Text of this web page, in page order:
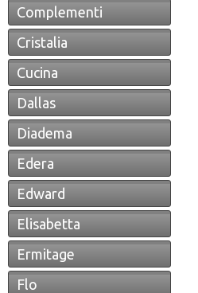
Complementi
Cristalia
Cucina
Dallas
Diadema
Edera
Edward
Elisabetta
Ermitage
Flo